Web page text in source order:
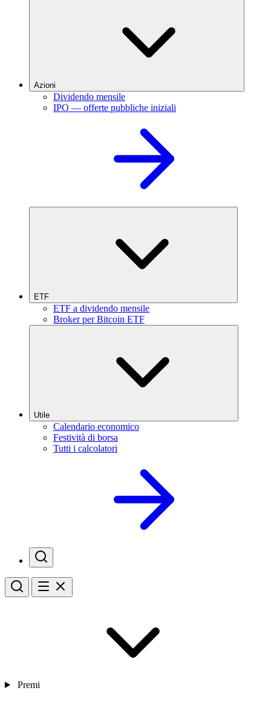
Azioni
Dividendo mensile
IPO — offerte pubbliche iniziali
ETF
ETF a dividendo mensile
Broker per Bitcoin ETF
Utile
Calendario economico
Festività di borsa
Tutti i calcolatori
Premi